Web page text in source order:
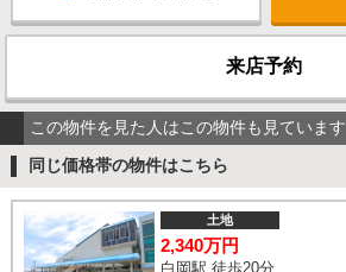
来店予約
この物件を見た人はこの物件も見ています
同じ価格帯の物件はこちら
土地
2,340万円
白岡駅 徒歩20分